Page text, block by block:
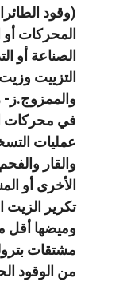
(وقود
المحركات
الصناعة أو
التزييت
والممزوج.ز-
في محركات
عمليات
والقار
الأخرى أو
تكرير الزيت
مشتقات
من الوقود